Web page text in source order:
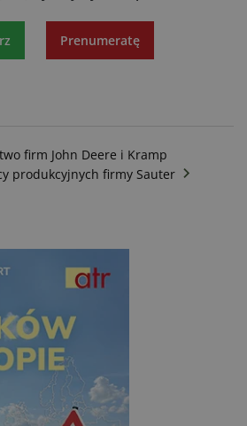
Prenumeratę
firm John Deere i Kramp
produkcyjnych firmy Sauter